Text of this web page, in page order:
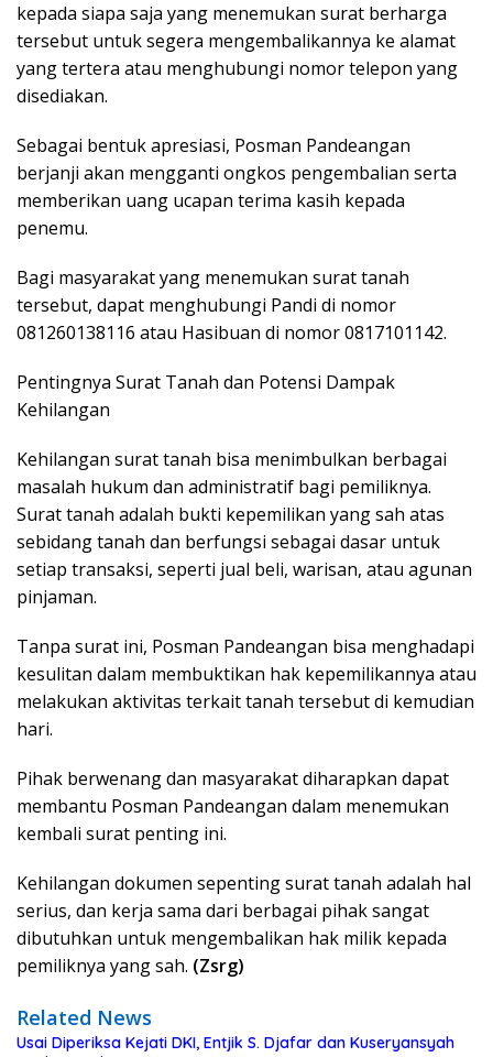
kepada siapa saja yang menemukan surat berharga
tersebut untuk segera mengembalikannya ke alamat
yang tertera atau menghubungi nomor telepon yang
disediakan.
Sebagai bentuk apresiasi, Posman Pandeangan
berjanji akan mengganti ongkos pengembalian serta
memberikan uang ucapan terima kasih kepada
penemu.
Bagi masyarakat yang menemukan surat tanah
tersebut, dapat menghubungi Pandi di nomor
081260138116 atau Hasibuan di nomor 0817101142.
Pentingnya Surat Tanah dan Potensi Dampak
Kehilangan
Kehilangan surat tanah bisa menimbulkan berbagai
masalah hukum dan administratif bagi pemiliknya.
Surat tanah adalah bukti kepemilikan yang sah atas
sebidang tanah dan berfungsi sebagai dasar untuk
setiap transaksi, seperti jual beli, warisan, atau agunan
pinjaman.
Tanpa surat ini, Posman Pandeangan bisa menghadapi
kesulitan dalam membuktikan hak kepemilikannya atau
melakukan aktivitas terkait tanah tersebut di kemudian
hari.
Pihak berwenang dan masyarakat diharapkan dapat
membantu Posman Pandeangan dalam menemukan
kembali surat penting ini.
Kehilangan dokumen sepenting surat tanah adalah hal
serius, dan kerja sama dari berbagai pihak sangat
dibutuhkan untuk mengembalikan hak milik kepada
pemiliknya yang sah. (Zsrg)
Related News
Usai Diperiksa Kejati DKI, Entjik S. Djafar dan Kuseryansyah